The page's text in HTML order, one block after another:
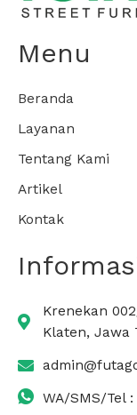
Menu
Beranda
Layanan
Tentang Kami
Artikel
Kontak
Krenekan
Klaten, Jawa
WA/SMS/Tel